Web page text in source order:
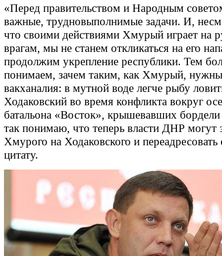
«Перед правительством и Народным
важные, трудновыполнимые задачи. И,
что своими действиями Хмурый играет на
врагам, мы не станем откликаться на его
продолжим укрепление республики. Тем
понимаем, зачем таким, как Хмурый,
вакханалия: в мутной воде легче рыбу
Ходаковский во время конфликта вокруг
батальона «Восток», крышевавших
так понимаю, что теперь власти ДНР могут
Хмурого на Ходаковского и
цитату.